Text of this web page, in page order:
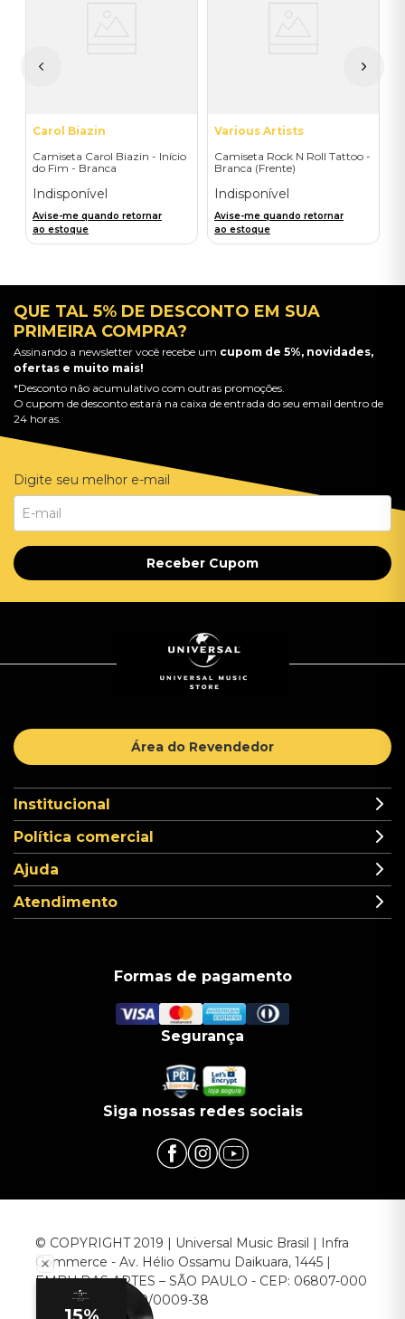
Carol Biazin
Camiseta Carol Biazin - Início
do Fim - Branca
Indisponível
Avise-me quando retornar
ao estoque
Various Artists
Camiseta Rock N Roll Tattoo -
Branca (Frente)
Indisponível
Avise-me quando retornar
ao estoque
QUE TAL 5% DE DESCONTO EM SUA
PRIMEIRA COMPRA?
Assinando a newsletter você recebe um cupom de 5%, novidades,
ofertas e muito mais!
*Desconto não acumulativo com outras promoções.
O cupom de desconto estará na caixa de entrada do seu email dentro de
24 horas.
Digite seu melhor e-mail
Receber Cupom
Área do Revendedor
Institucional
Política comercial
Ajuda
Atendimento
Formas de pagamento
Segurança
Siga nossas redes sociais
© COPYRIGHT 2019 | Universal Music Brasil | Infra
Commerce - Av. Hélio Ossamu Daikuara, 1445 |
EMBU DAS ARTES – SÃO PAULO - CEP: 06807-000
CNPJ: 00.952.789/0009-38